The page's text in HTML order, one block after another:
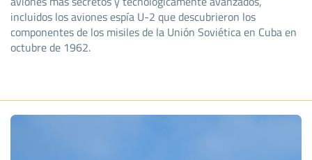
incluidos los aviones espía U-2 que descubrieron los
componentes de los misiles de la Unión Soviética en Cuba en
octubre de 1962.